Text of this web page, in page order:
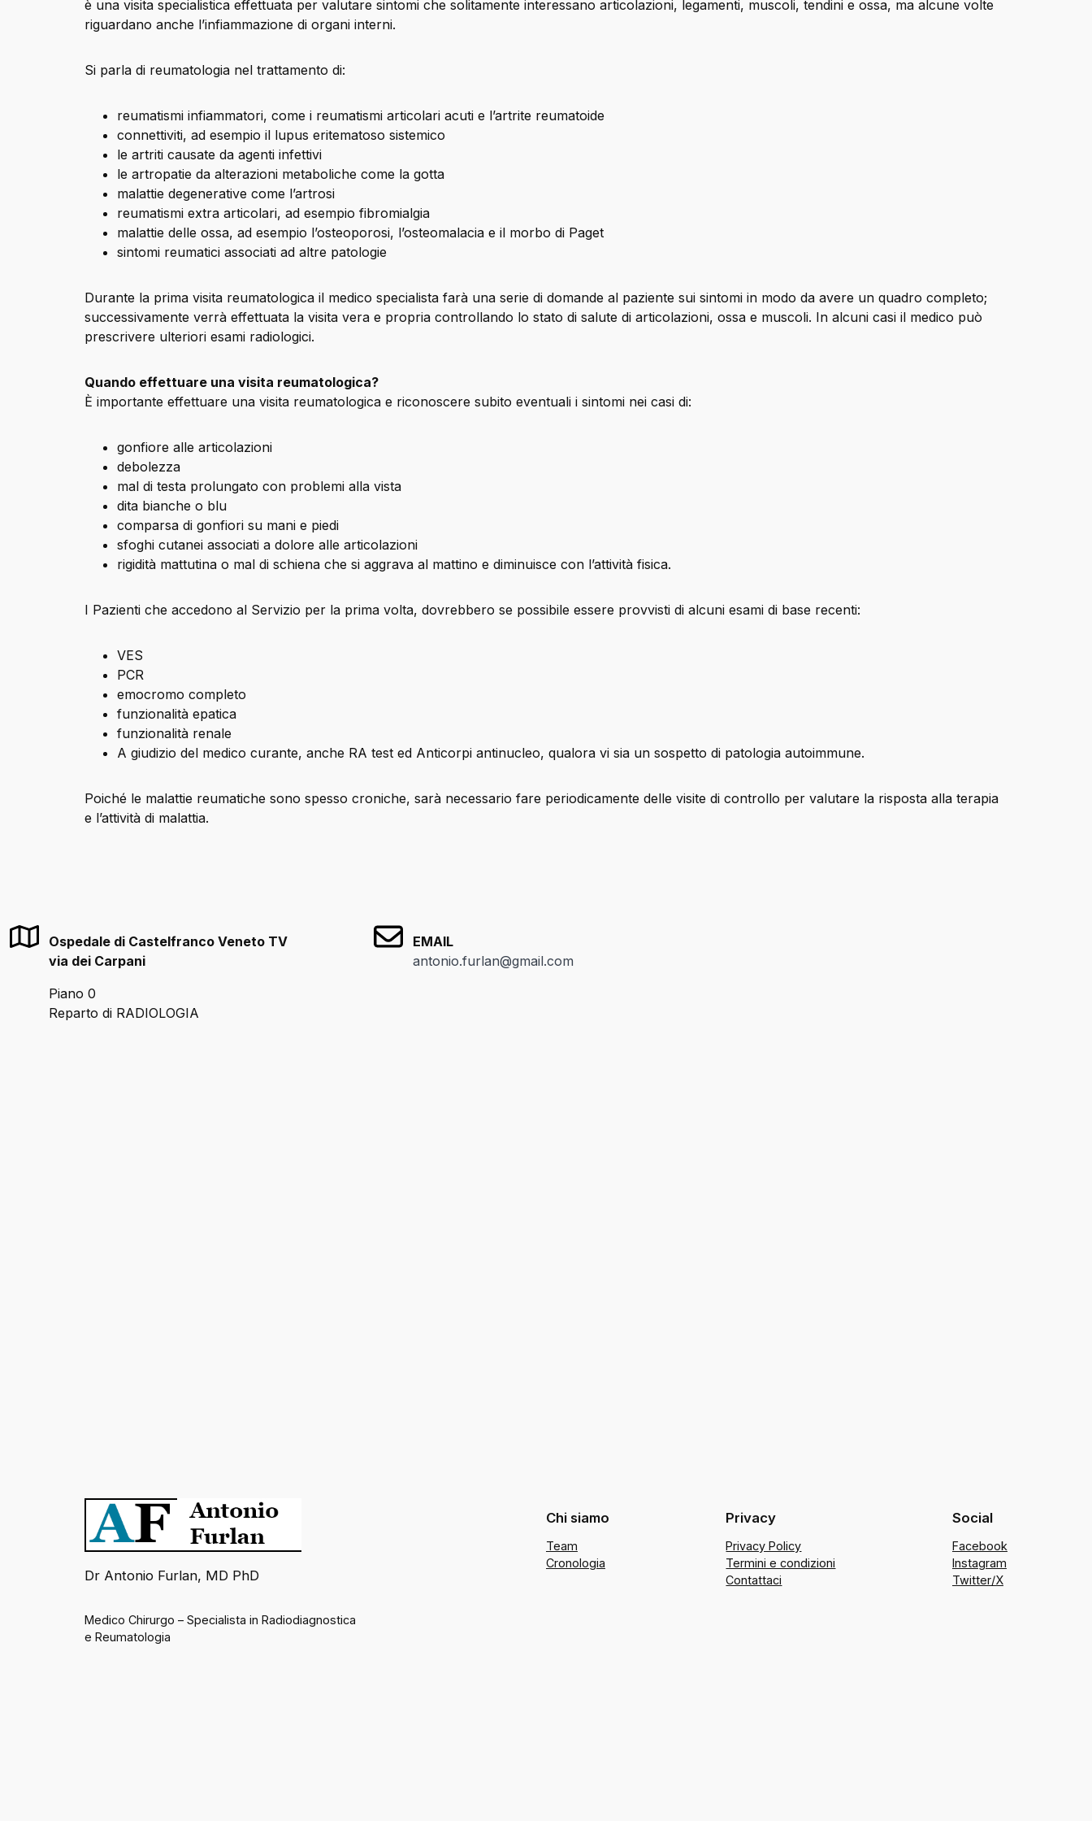
è una visita specialistica effettuata per valutare sintomi che solitamente interessano articolazioni, legamenti, muscoli, tendini e ossa, ma alcune volte
riguardano anche l’infiammazione di organi interni.
Si parla di reumatologia nel trattamento di:
reumatismi infiammatori, come i reumatismi articolari acuti e l’artrite reumatoide
connettiviti, ad esempio il lupus eritematoso sistemico
le artriti causate da agenti infettivi
le artropatie da alterazioni metaboliche come la gotta
malattie degenerative come l’artrosi
reumatismi extra articolari, ad esempio fibromialgia
malattie delle ossa, ad esempio l’osteoporosi, l’osteomalacia e il morbo di Paget
sintomi reumatici associati ad altre patologie
Durante la prima visita reumatologica il medico specialista farà una serie di domande al paziente sui sintomi in modo da avere un quadro completo;
successivamente verrà effettuata la visita vera e propria controllando lo stato di salute di articolazioni, ossa e muscoli. In alcuni casi il medico può
prescrivere ulteriori esami radiologici.
Quando effettuare una visita reumatologica?
È importante effettuare una visita reumatologica e riconoscere subito eventuali i sintomi nei casi di:
gonfiore alle articolazioni
debolezza
mal di testa prolungato con problemi alla vista
dita bianche o blu
comparsa di gonfiori su mani e piedi
sfoghi cutanei associati a dolore alle articolazioni
rigidità mattutina o mal di schiena che si aggrava al mattino e diminuisce con l’attività fisica.
I Pazienti che accedono al Servizio per la prima volta, dovrebbero se possibile essere provvisti di alcuni esami di base recenti:
VES
PCR
emocromo completo
funzionalità epatica
funzionalità renale
A giudizio del medico curante, anche RA test ed Anticorpi antinucleo, qualora vi sia un sospetto di patologia autoimmune.
Poiché le malattie reumatiche sono spesso croniche, sarà necessario fare periodicamente delle visite di controllo per valutare la risposta alla terapia
e l’attività di malattia.
Ospedale di Castelfranco Veneto TV
via dei Carpani
Piano 0
Reparto di RADIOLOGIA
EMAIL
antonio.furlan@gmail.com
Dr Antonio Furlan, MD PhD
Medico Chirurgo – Specialista in Radiodiagnostica
e Reumatologia
Chi siamo
Team
Cronologia
Privacy
Privacy Policy
Termini e condizioni
Contattaci
Social
Facebook
Instagram
Twitter/X